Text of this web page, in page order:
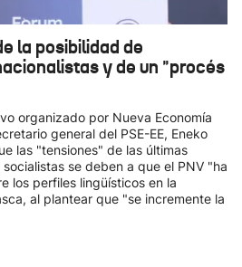
la posibilidad de
y de un "procés
organizado por Nueva Economía
general del PSE-EE, Eneko
las "tensiones" de las últimas
se deben a que el PNV "ha
los perfiles lingüísticos en la
al plantear que "se incremente la